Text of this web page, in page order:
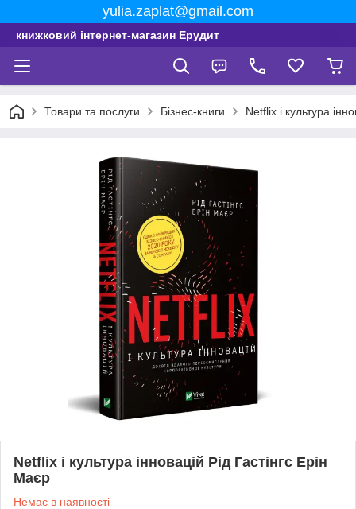
yulia.zaplat@gmail.com
книжковий інтернет-магазин Ерудит
Товари та послуги Бізнес-книги Netflix і культура
Netflix і культура інновацій Рід Гастінгс Ерін
Маєр
Немає в наявності